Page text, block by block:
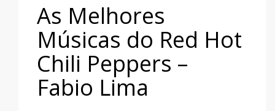
As Melhores
Músicas do Red Hot
Chili Peppers –
Fabio Lima